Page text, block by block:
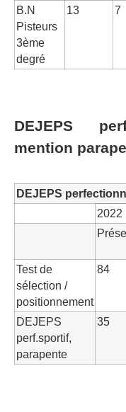
B.N
Pisteurs
3ème
degré
13 7
DEJEPS
mention
DEJEPS
2022
Test de
sélection /
positionnement
84
DEJEPS
perf.sportif,
parapente
35